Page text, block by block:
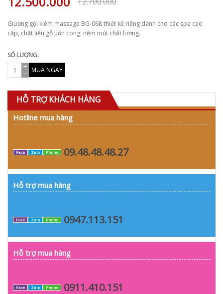
Giường gội kiêm massage BG-068 thiết kế riêng dành cho các spa cao
cấp, chất liệu gỗ uốn cong, nệm mút chất lượng.
SỐ LƯỢNG:
MUA NGAY
HỖ TRỢ KHÁCH HÀNG
Hotline mua hàng
Face Zalo Phone 09.48.48.48.27
Hỗ trợ mua hàng
Face Zalo Phone 0947.113.151
Hỗ trợ mua hàng
Face Zalo Phone 0911.410.151